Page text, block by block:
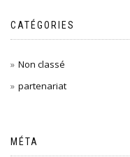
CATÉGORIES
Non classé
partenariat
MÉTA